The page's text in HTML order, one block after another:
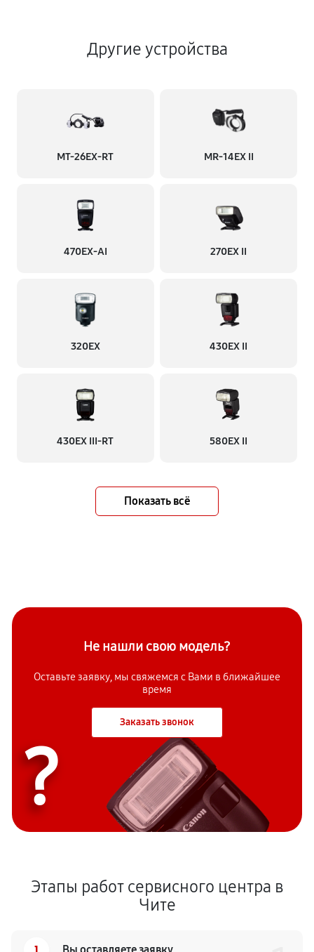
Другие устройства
MT-26EX-RT MR-14EX II
470EX-AI 270EX II
320EX 430EX II
430EX III-RT 580EX II
Показать всё
Не нашли свою модель?
Оставьте заявку, мы свяжемся с Вами в ближайшее
время
Заказать звонок
?
Этапы работ сервисного центра в
Чите